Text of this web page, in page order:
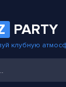
PARTY
клубную